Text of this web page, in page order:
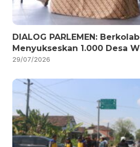
DIALOG PARLEMEN:
Menyukseskan 1.000 Desa
29/07/2026